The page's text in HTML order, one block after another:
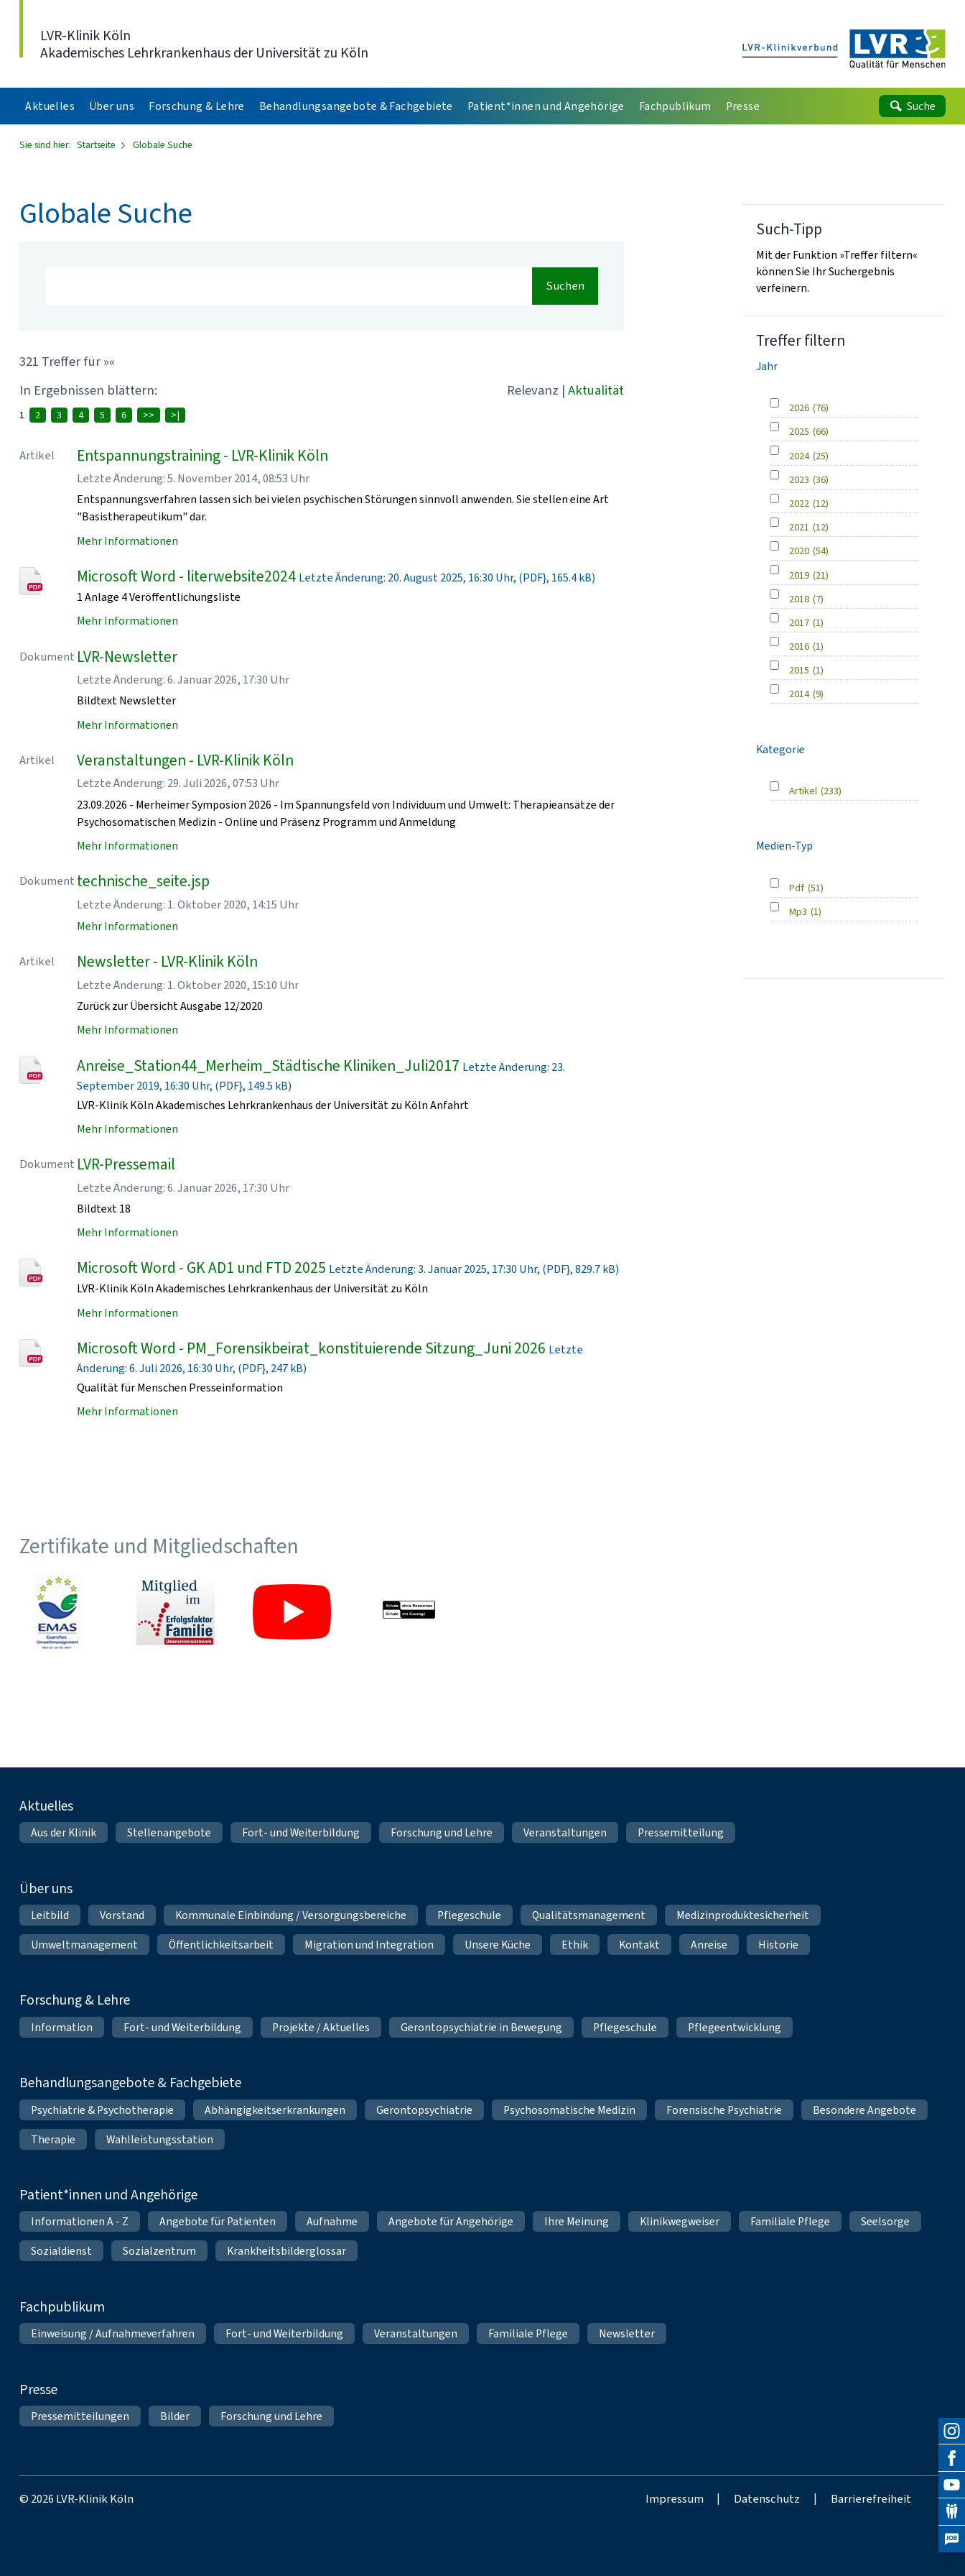
LVR-Klinik Köln
Akademisches Lehrkrankenhaus der Universität zu Köln
Aktuelles Über uns Forschung & Lehre Behandlungsangebote & Fachgebiete Patient*innen und Angehörige Fachpublikum Presse Suche
Sie sind hier: Startseite Globale Suche
Globale Suche
Suchen
321 Treffer für »«
In Ergebnissen blättern:
Relevanz | Aktualität
1 2 3 4 5 6 >> >|
Artikel Entspannungstraining - LVR-Klinik Köln
Letzte Änderung: 5. November 2014, 08:53 Uhr
Entspannungsverfahren lassen sich bei vielen psychischen Störungen sinnvoll anwenden. Sie stellen eine Art
"Basistherapeutikum" dar.
Mehr Informationen
Microsoft Word - literwebsite2024 Letzte Änderung: 20. August 2025, 16:30 Uhr, (PDF}, 165.4 kB)
1 Anlage 4 Veröffentlichungsliste
Mehr Informationen
Dokument LVR-Newsletter
Letzte Änderung: 6. Januar 2026, 17:30 Uhr
Bildtext Newsletter
Mehr Informationen
Artikel Veranstaltungen - LVR-Klinik Köln
Letzte Änderung: 29. Juli 2026, 07:53 Uhr
23.09.2026 - Merheimer Symposion 2026 - Im Spannungsfeld von Individuum und Umwelt: Therapieansätze der
Psychosomatischen Medizin - Online und Präsenz Programm und Anmeldung
Mehr Informationen
Dokument technische_seite.jsp
Letzte Änderung: 1. Oktober 2020, 14:15 Uhr
Mehr Informationen
Artikel Newsletter - LVR-Klinik Köln
Letzte Änderung: 1. Oktober 2020, 15:10 Uhr
Zurück zur Übersicht Ausgabe 12/2020
Mehr Informationen
Anreise_Station44_Merheim_Städtische Kliniken_Juli2017 Letzte Änderung: 23.
September 2019, 16:30 Uhr, (PDF}, 149.5 kB)
LVR-Klinik Köln Akademisches Lehrkrankenhaus der Universität zu Köln Anfahrt
Mehr Informationen
Dokument LVR-Pressemail
Letzte Änderung: 6. Januar 2026, 17:30 Uhr
Bildtext 18
Mehr Informationen
Microsoft Word - GK AD1 und FTD 2025 Letzte Änderung: 3. Januar 2025, 17:30 Uhr, (PDF}, 829.7 kB)
LVR-Klinik Köln Akademisches Lehrkrankenhaus der Universität zu Köln
Mehr Informationen
Microsoft Word - PM_Forensikbeirat_konstituierende Sitzung_Juni 2026 Letzte
Änderung: 6. Juli 2026, 16:30 Uhr, (PDF}, 247 kB)
Qualität für Menschen Presseinformation
Mehr Informationen
Such-Tipp
Mit der Funktion »Treffer filtern«
können Sie Ihr Suchergebnis
verfeinern.
Treffer filtern
Jahr
2026 (76)
2025 (66)
2024 (25)
2023 (36)
2022 (12)
2021 (12)
2020 (54)
2019 (21)
2018 (7)
2017 (1)
2016 (1)
2015 (1)
2014 (9)
Kategorie
Artikel (233)
Medien-Typ
Pdf (51)
Mp3 (1)
Zertifikate und Mitgliedschaften
Fußnavigation
Aktuelles
Aus der Klinik Stellenangebote Fort- und Weiterbildung Forschung und Lehre Veranstaltungen Pressemitteilung
Über uns
Leitbild Vorstand Kommunale Einbindung / Versorgungsbereiche Pflegeschule Qualitätsmanagement
Medizinproduktesicherheit
Umweltmanagement
Öffentlichkeitsarbeit Migration und Integration Unsere Küche Ethik Kontakt Anreise Historie
Forschung & Lehre
Information Fort- und Weiterbildung Projekte / Aktuelles Gerontopsychiatrie in Bewegung Pflegeschule Pflegeentwicklung
Behandlungsangebote & Fachgebiete
Psychiatrie & Psychotherapie Abhängigkeitserkrankungen Gerontopsychiatrie Psychosomatische Medizin Forensische Psychiatrie
Besondere Angebote
Therapie
Wahlleistungsstation
Patient*innen und Angehörige
Informationen A - Z Angebote für Patienten Aufnahme Angebote für Angehörige Ihre Meinung Klinikwegweiser Familiale Pflege
Seelsorge
Sozialdienst
Sozialzentrum Krankheitsbilderglossar
Fachpublikum
Einweisung / Aufnahmeverfahren Fort- und Weiterbildung Veranstaltungen Familiale Pflege Newsletter
Presse
Pressemitteilungen Bilder Forschung und Lehre
© 2026 LVR-Klinik Köln Impressum | Datenschutz | Barrierefreiheit